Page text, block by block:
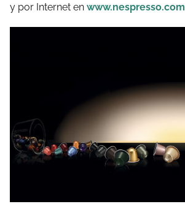
y por Internet en www.nespresso.com